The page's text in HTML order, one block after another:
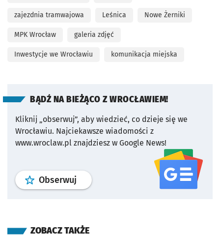
zajezdnia tramwajowa Leśnica Nowe Żerniki
MPK Wrocław galeria zdjęć
Inwestycje we Wrocławiu komunikacja miejska
BĄDŹ NA BIEŻĄCO Z WROCŁAWIEM!
Kliknij „obserwuj”, aby wiedzieć, co dzieje się we
Wrocławiu. Najciekawsze wiadomości z
www.wroclaw.pl znajdziesz w Google News!
Obserwuj profil serwisu
ZOBACZ TAKŻE